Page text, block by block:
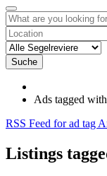
Suche
Ads tagged
RSS Feed for ad tag
Listings